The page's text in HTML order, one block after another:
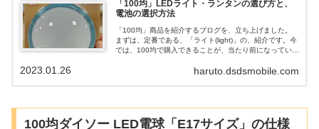
「100均」LEDライト・ランタンの選び方と、
電池の選択方法
「100均」商品を紹介するブログを、立ち上げました。
まずは、定番である、「ライト(light)」の、紹介です。今
では、100均で購入できることが、当たり前になっていま
稿していきたいと思います。haruto.dsdsmobile.com
2023.01.26
100均ダイソー LED電球「E17サイズ」の仕様